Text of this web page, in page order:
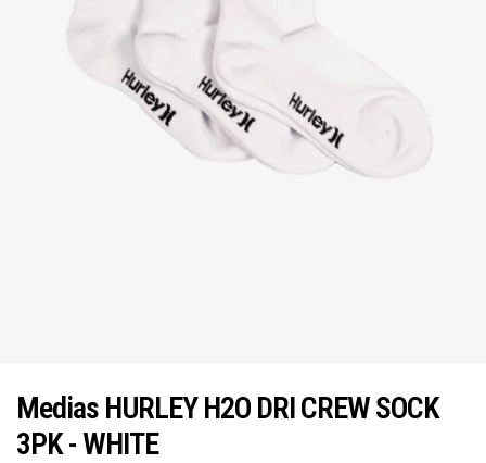
Medias HURLEY H2O DRI CREW SOCK
3PK - WHITE